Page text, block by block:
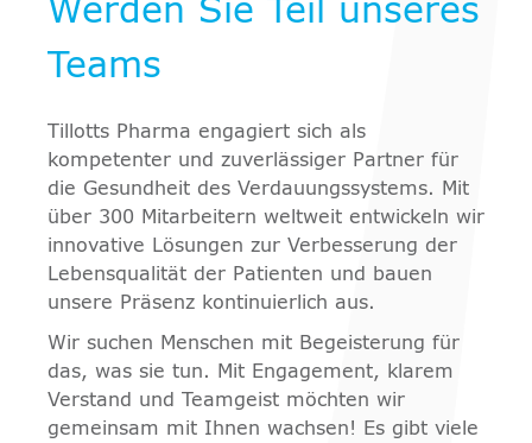
Werden Sie Teil unseres
Teams
Tillotts Pharma engagiert sich als
kompetenter und zuverlässiger Partner für
die Gesundheit des Verdauungssystems. Mit
über 300 Mitarbeitern weltweit entwickeln wir
innovative Lösungen zur Verbesserung der
Lebensqualität der Patienten und bauen
unsere Präsenz kontinuierlich aus.
Wir suchen Menschen mit Begeisterung für
das, was sie tun. Mit Engagement, klarem
Verstand und Teamgeist möchten wir
gemeinsam mit Ihnen wachsen! Es gibt viele